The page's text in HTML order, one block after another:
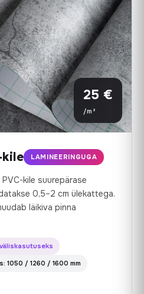
25 €
/m²
kile LAMINEERINGUGA
kile suurepärase
0,5–2 cm ülekattega.
läikiva pinna
1050 / 1260 / 1600 mm